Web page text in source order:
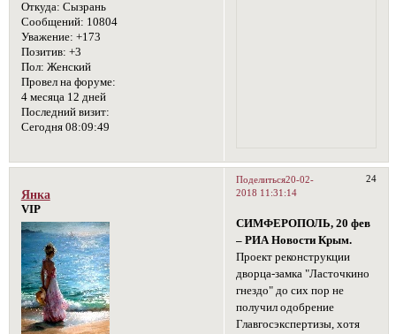
Откуда: Сызрань
Сообщений: 10804
Уважение: +173
Позитив: +3
Пол: Женский
Провел на форуме:
4 месяца 12 дней
Последний визит:
Сегодня 08:09:49
Поделиться 24
20-02-
2018 11:31:14
Янка
VIP
СИМФЕРОПОЛЬ, 20 фев
– РИА Новости Крым.
Проект реконструкции
дворца-замка "Ласточкино
гнездо" до сих пор не
получил одобрение
Главгосэкспертизы, хотя